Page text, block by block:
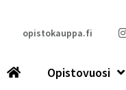
opistokauppa.fi
Opistovuosi